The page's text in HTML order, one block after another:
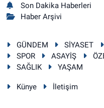
Son Dakika Haberleri
Haber Arşivi
GÜNDEM SİYASET
SPOR
ASAYİŞ
SAĞLIK
YAŞAM
Künye İletişim